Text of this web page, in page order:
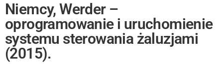
Niemcy, Werder –
oprogramowanie i uruchomienie
systemu sterowania żaluzjami
(2015).